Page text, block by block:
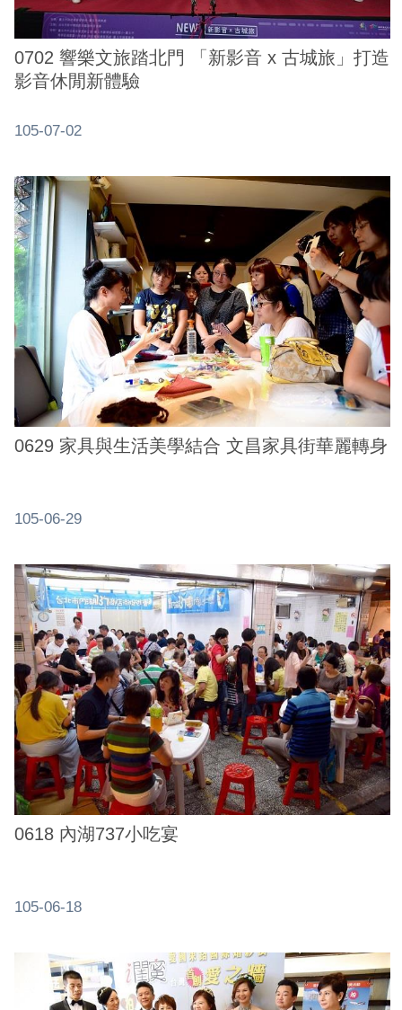
0702 響樂文旅踏北門 「新影音 x 古城旅」打造
影音休閒新體驗
105-07-02
0629 家具與生活美學結合 文昌家具街華麗轉身
105-06-29
0618 內湖737小吃宴
105-06-18